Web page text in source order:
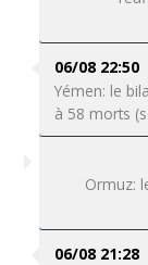
06/08 22:50
Yémen: le
à 58 morts
Ormuz:
06/08 21:28